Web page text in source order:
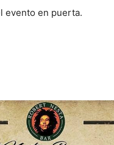
evento en puerta.